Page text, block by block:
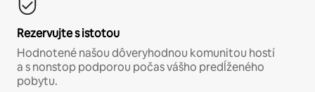
Rezervujte s istotou
Hodnotené našou dôveryhodnou komunitou hostí
a s nonstop podporou počas vášho predĺženého
pobytu.